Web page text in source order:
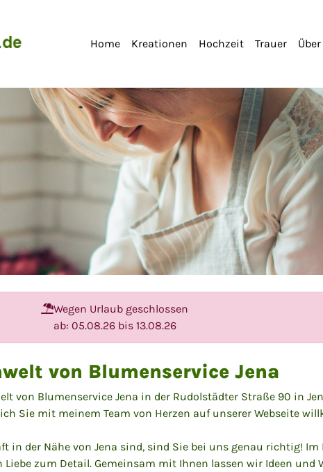
Home Kreationen Hochzeit Trauer
Wegen Urlaub geschlossen
ab: 05.08.26 bis 13.08.26
von Blumenservice Jena
von Blumenservice Jena in der Rudolstädter Straße 90 in
Sie mit meinem Team von Herzen auf unserer Webseite
in der Nähe von Jena sind, sind Sie bei uns genau richtig!
zum Detail. Gemeinsam mit Ihnen lassen wir Ideen und